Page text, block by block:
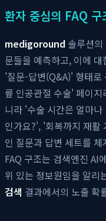
환자 중심의 FAQ 구
medigoround 솔루션
문들을 예측하고, 이에
'질문-답변(Q&A)' 형태로
릎 인공관절 수술' 페이
니라 '수술 시간은 얼마
인가요?', '회복까지 재활
인 질문과 답변 세트를
FAQ 구조는 검색엔진 AI
위 있는 정보원임을 알리
검색 결과에서의 노출 확